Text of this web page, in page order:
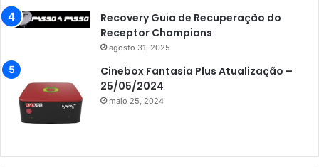
Recovery Guia de Recuperação do
Receptor Champions
agosto 31, 2025
Cinebox Fantasia Plus Atualização –
25/05/2024
maio 25, 2024